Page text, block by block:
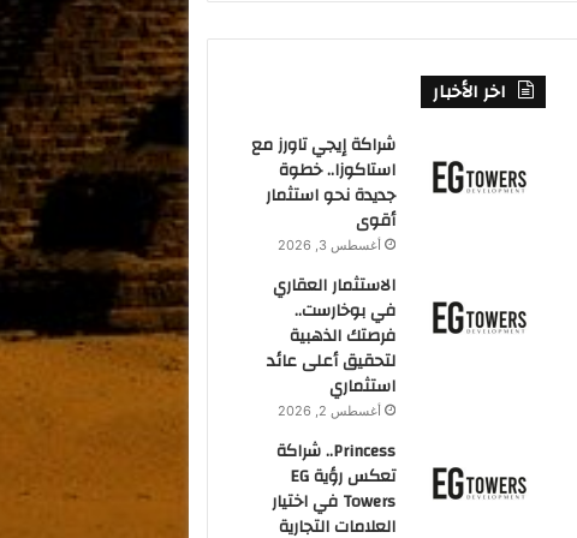
اخر الأخبار
شراكة إيجي تاورز مع
استاكوزا.. خطوة
جديدة نحو استثمار
أقوى
أغسطس 3, 2026
الاستثمار العقاري
في بوخارست..
فرصتك الذهبية
لتحقيق أعلى عائد
استثماري
أغسطس 2, 2026
Princess.. شراكة
تعكس رؤية EG
Towers في اختيار
العلامات التجارية